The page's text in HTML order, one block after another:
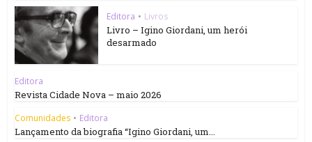
Editora • Livros
Livro – Igino Giordani, um herói
desarmado
Editora
Revista Cidade Nova – maio 2026
Comunidades • Editora
Lançamento da biografia “Igino Giordani, um...